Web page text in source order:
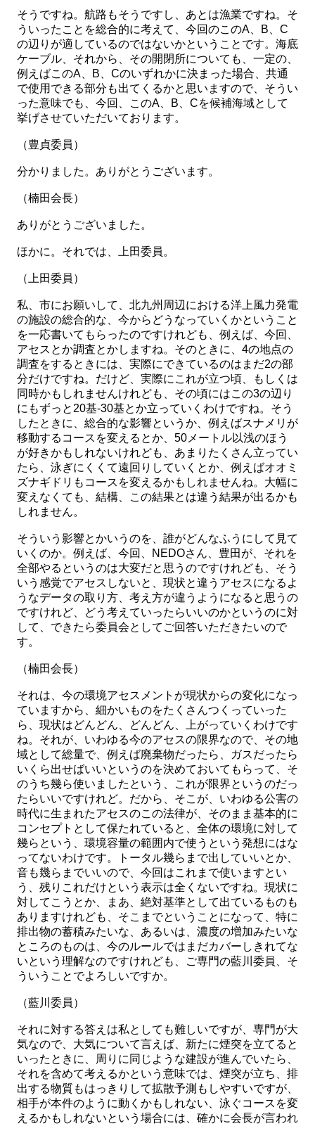
そうですね。航路もそうですし、あとは漁業ですね。そ
ういったことを総合的に考えて、今回のこのA、B、C
の辺りが適しているのではないかということです。海底
ケーブル、それから、その開閉所についても、一定の、
例えばこのA、B、Cのいずれかに決まった場合、共通
で使用できる部分も出てくるかと思いますので、そうい
った意味でも、今回、このA、B、Cを候補海域として
挙げさせていただいております。
（豊貞委員）
分かりました。ありがとうございます。
（楠田会長）
ありがとうございました。
ほかに。それでは、上田委員。
（上田委員）
私、市にお願いして、北九州周辺における洋上風力発電
の施設の総合的な、今からどうなっていくかということ
を一応書いてもらったのですけれども、例えば、今回、
アセスとか調査とかしますね。そのときに、4の地点の
調査をするときには、実際にできているのはまだ2の部
分だけですね。だけど、実際にこれが立つ頃、もしくは
同時かもしれませんけれども、その頃にはこの3の辺り
にもずっと20基-30基とか立っていくわけですね。そう
したときに、総合的な影響というか、例えばスナメリが
移動するコースを変えるとか、50メートル以浅のほう
が好きかもしれないけれども、あまりたくさん立ってい
たら、泳ぎにくくて遠回りしていくとか、例えばオオミ
ズナギドリもコースを変えるかもしれませんね。大幅に
変えなくても、結構、この結果とは違う結果が出るかも
しれません。
そういう影響とかいうのを、誰がどんなふうにして見て
いくのか。例えば、今回、NEDOさん、豊田が、それを
全部やるというのは大変だと思うのですけれども、そう
いう感覚でアセスしないと、現状と違うアセスになるよ
うなデータの取り方、考え方が違うようになると思うの
ですけれど、どう考えていったらいいのかというのに対
して、できたら委員会としてご回答いただきたいので
す。
（楠田会長）
それは、今の環境アセスメントが現状からの変化になっ
ていますから、細かいものをたくさんつくっていった
ら、現状はどんどん、どんどん、上がっていくわけです
ね。それが、いわゆる今のアセスの限界なので、その地
域として総量で、例えば廃棄物だったら、ガスだったら
いくら出せばいいというのを決めておいてもらって、そ
のうち幾ら使いましたという、これが限界というのだっ
たらいいですけれど。だから、そこが、いわゆる公害の
時代に生まれたアセスのこの法律が、そのまま基本的に
コンセプトとして保たれていると、全体の環境に対して
幾らという、環境容量の範囲内で使うという発想にはな
ってないわけです。トータル幾らまで出していいとか、
音も幾らまでいいので、今回はこれまで使いますとい
う、残りこれだけという表示は全くないですね。現状に
対してこうとか、まあ、絶対基準として出ているものも
ありますけれども、そこまでということになって、特に
排出物の蓄積みたいな、あるいは、濃度の増加みたいな
ところのものは、今のルールではまだカバーしきれてな
いという理解なのですけれども、ご専門の藍川委員、そ
ういうことでよろしいですか。
（藍川委員）
それに対する答えは私としても難しいですが、専門が大
気なので、大気について言えば、新たに煙突を立てると
いったときに、周りに同じような建設が進んでいたら、
それを含めて考えるかという意味では、煙突が立ち、排
出する物質もはっきりして拡散予測もしやすいですが、
相手が本件のように動くかもしれない、泳ぐコースを変
えるかもしれないという場合には、確かに会長が言われ